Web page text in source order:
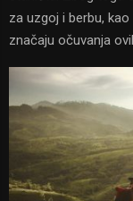
za uzgoj i berbu,
značaju očuvanja